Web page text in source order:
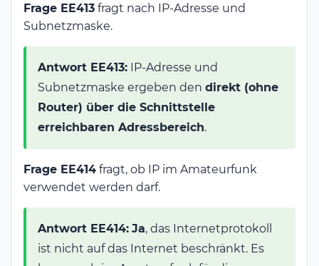
Frage EE413 fragt nach IP-Adresse und
Subnetzmaske.
Antwort EE413: IP-Adresse und
Subnetzmaske ergeben den direkt (ohne
Router) über die Schnittstelle
erreichbaren Adressbereich.
Frage EE414 fragt, ob IP im Amateurfunk
verwendet werden darf.
Antwort EE414: Ja, das Internetprotokoll
ist nicht auf das Internet beschränkt. Es